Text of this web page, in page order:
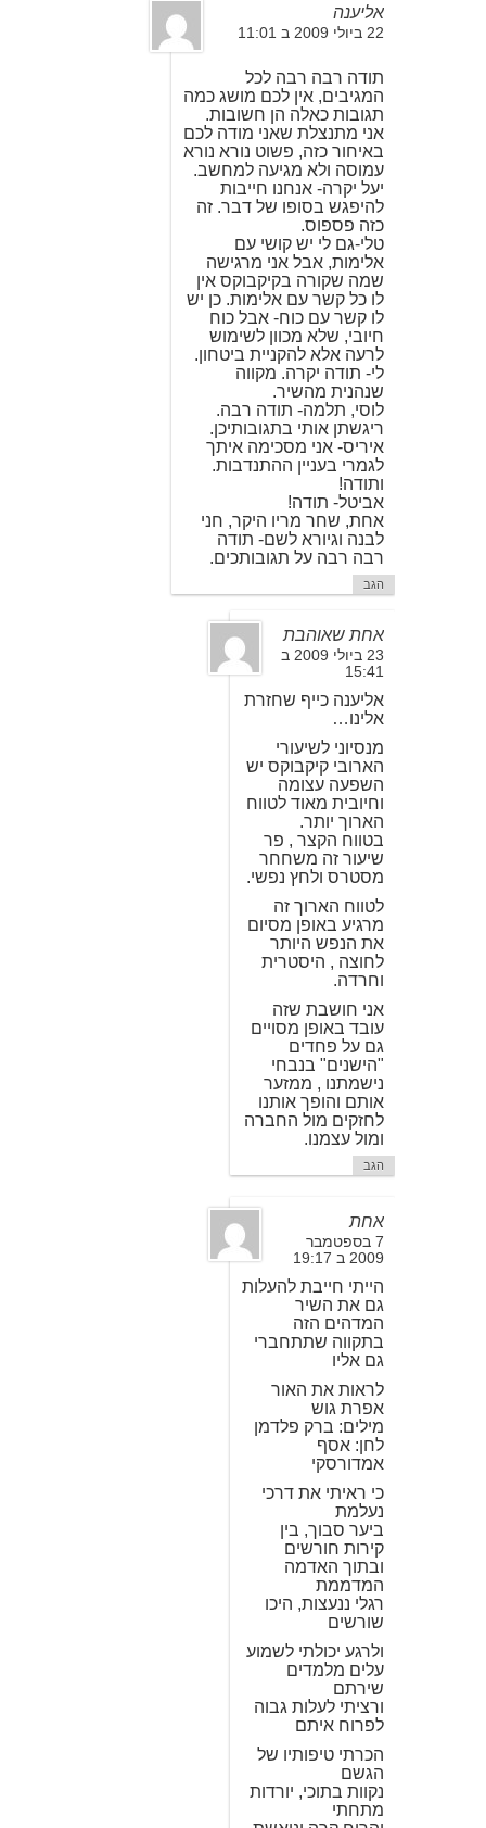
אליענה
22 ביולי 2009 ב 11:01
תודה רבה רבה לכל
המגיבים, אין לכם מושג כמה
תגובות כאלה הן חשובות.
אני מתנצלת שאני מודה לכם
באיחור כזה, פשוט נורא נורא
עמוסה ולא מגיעה למחשב.
יעל יקרה- אנחנו חייבות
להיפגש בסופו של דבר. זה
כזה פספוס.
טלי-גם לי יש קושי עם
אלימות, אבל אני מרגישה
שמה שקורה בקיקבוקס אין
לו כל קשר עם אלימות. כן יש
לו קשר עם כוח- אבל כוח
חיובי, שלא מכוון לשימוש
לרעה אלא להקניית ביטחון.
לי- תודה יקרה. מקווה
שנהנית מהשיר.
לוסי, תלמה- תודה רבה.
ריגשתן אותי בתגובותיכן.
איריס- אני מסכימה איתך
לגמרי בעניין ההתנדבות.
ותודה!
אביטל- תודה!
אחת, שחר מריו היקר, חני
לבנה וגיורא לשם- תודה
רבה רבה על תגובותכים.
הגב
אחת שאוהבת
23 ביולי 2009 ב
15:41
אליענה כייף שחזרת
אלינו…
מנסיוני לשיעורי
הארובי קיקבוקס יש
השפעה עצומה
וחיובית מאוד לטווח
הארוך יותר.
בטווח הקצר , פר
שיעור זה משחחר
מסטרס ולחץ נפשי.
לטווח הארוך זה
מרגיע באופן מסיום
את הנפש היותר
לחוצה , היסטרית
וחרדה.
אני חושבת שזה
עובד באופן מסויים
גם על פחדים
"הישנים" בנבחי
נישמתנו , ממזער
אותם והופך אותנו
לחזקים מול החברה
ומול עצמנו.
הגב
אחת
7 בספטמבר
2009 ב 19:17
הייתי חייבת להעלות
גם את השיר
המדהים הזה
בתקווה שתתחברי
גם אליו
לראות את האור
אפרת גוש
מילים: ברק פלדמן
לחן: אסף
אמדורסקי
כי ראיתי את דרכי
נעלמת
ביער סבוך, בין
קירות חורשים
ובתוך האדמה
המדממת
רגלי ננעצות, היכו
שורשים
ולרגע יכולתי לשמוע
עלים מלמדים
שירתם
ורציתי לעלות גבוה
לפרוח איתם
הכרתי טיפותיו של
הגשם
נקוות בתוכי, יורדות
מתחתי